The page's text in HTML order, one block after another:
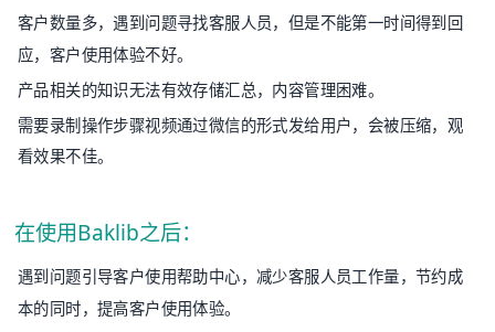
客户数量多，遇到问题寻找客服人员，但是不能第一时间得到回
应，客户使用体验不好。
产品相关的知识无法有效存储汇总，内容管理困难。
需要录制操作步骤视频通过微信的形式发给用户，会被压缩，观
看效果不佳。
在使用Baklib之后：
遇到问题引导客户使用帮助中心，减少客服人员工作量，节约成
本的同时，提高客户使用体验。